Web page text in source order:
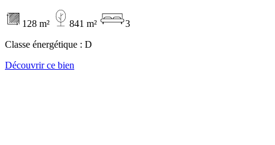
128 m² 841 m²
3
Classe énergétique : D
Découvrir ce bien